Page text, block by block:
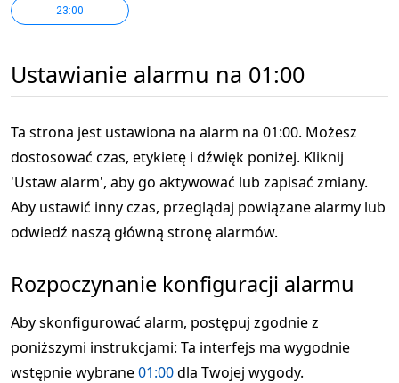
23:00
Ustawianie alarmu na 01:00
Ta strona jest ustawiona na alarm na 01:00. Możesz
dostosować czas, etykietę i dźwięk poniżej. Kliknij
'Ustaw alarm', aby go aktywować lub zapisać zmiany.
Aby ustawić inny czas, przeglądaj powiązane alarmy lub
odwiedź naszą główną stronę alarmów.
Rozpoczynanie konfiguracji alarmu
Aby skonfigurować alarm, postępuj zgodnie z
poniższymi instrukcjami: Ta interfejs ma wygodnie
wstępnie wybrane01:00dla Twojej wygody.